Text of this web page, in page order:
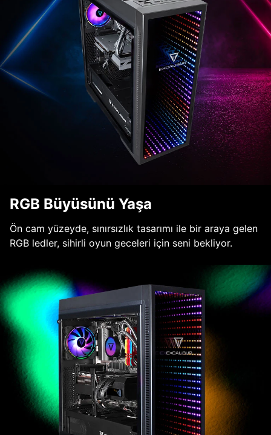
RGB Büyüsünü Yaşa
Ön cam yüzeyde, sınırsızlık tasarımı ile bir araya gelen
RGB ledler, sihirli oyun geceleri için seni bekliyor.